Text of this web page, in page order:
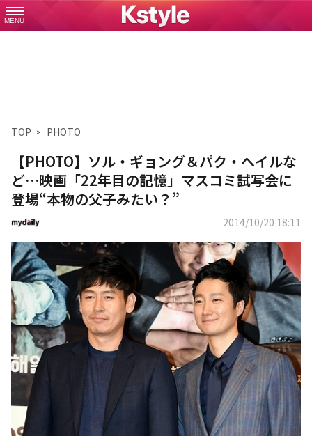
MENU
TOP PHOTO
【PHOTO】ソル・ギョング＆パク・ヘイルな
ど…映画「22年目の記憶」マスコミ試写会に
登場“本物の父子みたい？”
2014/10/20 18:11